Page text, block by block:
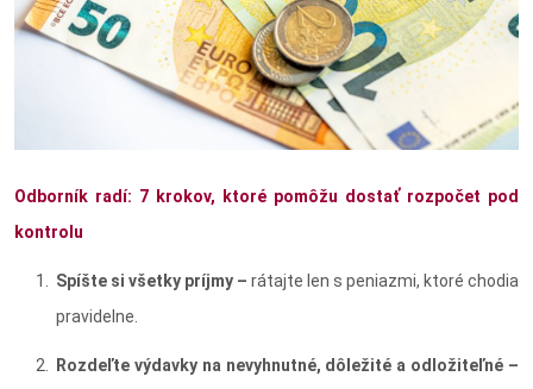
Odborník radí: 7 krokov, ktoré pomôžu dostať rozpočet pod
kontrolu
Spíšte si všetky príjmy – rátajte len s peniazmi, ktoré chodia
pravidelne.
Rozdeľte výdavky na nevyhnutné, dôležité a odložiteľné –